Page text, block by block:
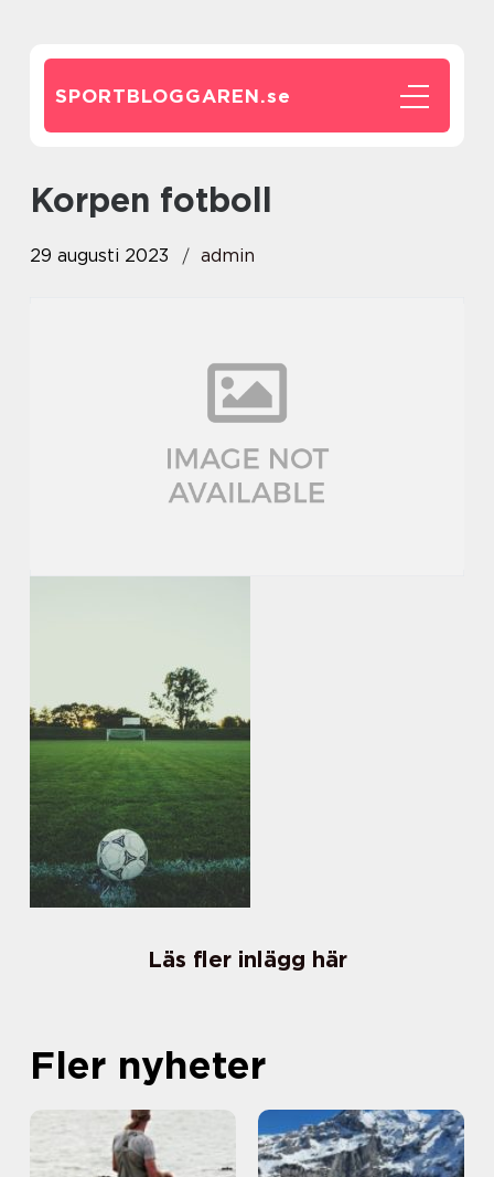
SPORTBLOGGAREN.se
korpen fotboll
29 augusti 2023 admin
Läs fler inlägg här
Fler nyheter